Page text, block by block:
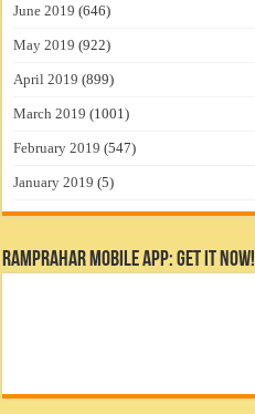
June 2019 (646)
May 2019 (922)
April 2019 (899)
March 2019 (1001)
February 2019 (547)
January 2019 (5)
RamPrahar Mobile App: Get it Now!